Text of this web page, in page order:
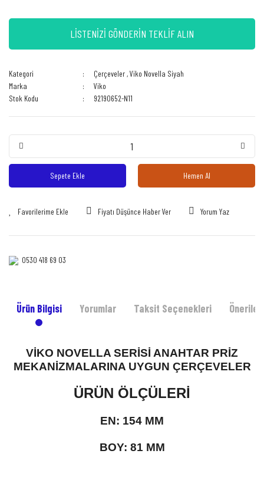
LİSTENİZİ GÖNDERİN TEKLİF ALIN
Kategori Çerçeveler ,Viko Novella Siyah
Marka
Viko
Stok Kodu
92190652-N11
Sepete Ekle Hemen Al
Fiyatı Düşünce Haber Ver Yorum Yaz
0530 418 69 03‎‎
Ürün Bilgisi Yorumlar Taksit Seçenekleri
VİKO NOVELLA SERİSİ ANAHTAR PRİZ
MEKANİZMALARINA UYGUN ÇERÇEVELER
ÜRÜN ÖLÇÜLERİ
EN: 154 MM
BOY: 81 MM